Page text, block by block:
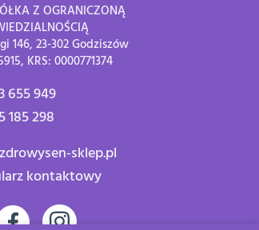
Z OGRANICZONĄ
146, 23-302 Godziszów
KRS: 0000771374
655 949
185 298
sklep.pl
kontaktowy